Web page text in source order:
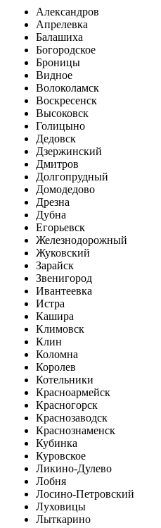
Александров
Апрелевка
Балашиха
Богородское
Броницы
Видное
Волоколамск
Воскресенск
Высоковск
Голицыно
Дедовск
Дзержинский
Дмитров
Долгопрудный
Домодедово
Дрезна
Дубна
Егорьевск
Железнодорожный
Жуковский
Зарайск
Звенигород
Ивантеевка
Истра
Кашира
Климовск
Клин
Коломна
Королев
Котельники
Красноармейск
Красногорск
Краснозаводск
Краснознаменск
Кубинка
Куровское
Ликино-Дулево
Лобня
Лосино-Петровский
Луховицы
Лыткарино